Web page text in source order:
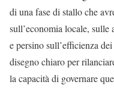
di una fase di stallo che
sull’economia locale,
e persino sull’efficienza
disegno chiaro per
la capacità di governare